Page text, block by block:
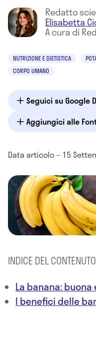
Redatto
Elisabetta
A cura di
NUTRIZIONE E DIETISTICA
CORPO UMANO
Seguici su Google
Aggiungici alle
Data articolo – 15
INDICE DEL CONTENUTO
La banana: buona
I benefici delle